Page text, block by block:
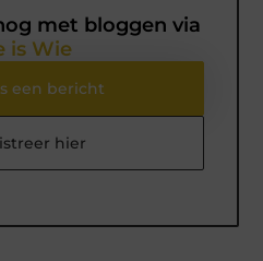
met bloggen via
is Wie
een bericht
hier